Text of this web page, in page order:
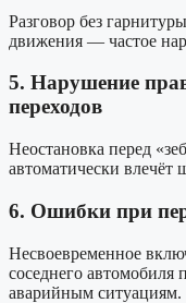
Разговор без
движения — частое
5. Нарушение
переходов
Неостановка перед
автоматически влечёт
6. Ошибки при
Несвоевременное
соседнего автомобиля
аварийным ситуациям.